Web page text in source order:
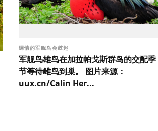
调情的军舰鸟会鼓起
军舰鸟雄鸟在加拉帕戈斯群岛的交配季
节等待雌鸟到巢。 图片来源：
uux.cn/Calin Her...